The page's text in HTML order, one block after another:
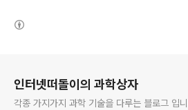
인터넷떠돌이의 과학상자
각종 가지가지 과학 기술을 다루는 블로그 입